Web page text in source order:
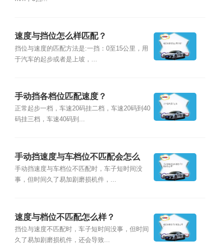
速度与挡位怎么样匹配？
挡位与速度的匹配方法是:一挡：0至15公里，用
于汽车的起步或者是上坡，...
手动挡各档位匹配速度？
正常起步一档，车速20码挂二档，车速20码到40
码挂三档，车速40码到...
手动挡速度与车档位不匹配会怎么
样？
手动挡速度与车档位不匹配时，车子短时间没
事，但时间久了易加剧磨损机件，...
速度与档位不匹配怎么样？
挡位与速度不匹配时，车子短时间没事，但时间
久了易加剧磨损机件，还会导致...